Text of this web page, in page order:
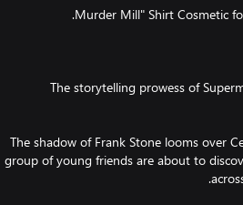
The storytelling prowess of
The shadow of Frank Stone looms over
group of young friends are about to